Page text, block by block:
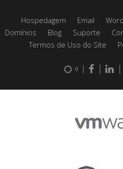
Hospedagem Email
Domínios
Blog Suporte
Termos de Uso do Site
0